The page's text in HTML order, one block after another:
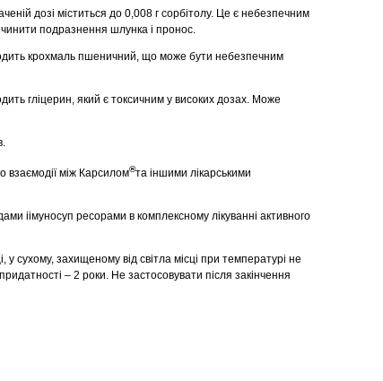
дозі міститься до 0,008 г сорбітолу. Це є небезпечним
подразнення шлунка і пронос.
крохмаль пшеничний, що може бути небезпечним
гліцерин, який є токсичним у високих дозах. Може
взаємодії між Карсилом®та іншими лікарськими
іімуносуп ресорами в комплексному лікуванні активного
у сухому, захищеному від світла місці при температурі не
– 2 роки. Не застосовувати після закінчення